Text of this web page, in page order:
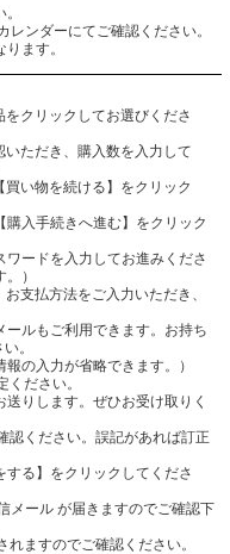
ンダーにてご確認ください。
ます。
クリックしてお選びくださ
ただき、購入数を入力して
い物を続ける】をクリック
手続きへ進む】をクリック
ドを入力してお進みくださ
）
支払方法をご入力いただき、
もご利用できます。お持ち
。
入力が省略できます。）
ださい。
します。ぜひお受け取りく
認ください。誤記があれば訂正
】をクリックしてくださ
ル が届きますのでご確認下
ますのでご確認ください。